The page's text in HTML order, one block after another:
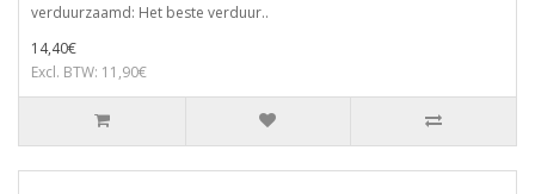
verduurzaamd: Het beste verduur..
14,40€
Excl. BTW: 11,90€